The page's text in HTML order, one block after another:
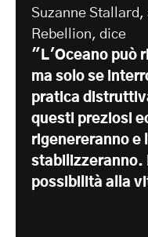
Suzanne Stallard,
Rebellion, dice
"L'Oceano può
ma solo se
pratica
questi preziosi
rigenereranno e
stabilizzeranno.
possibilità alla